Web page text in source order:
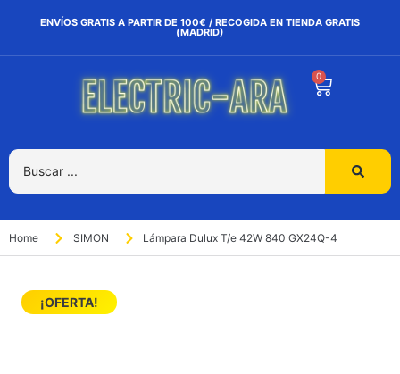
ENVÍOS GRATIS A PARTIR DE 100€ / RECOGIDA EN TIENDA GRATIS
(MADRID)
0
Home SIMON Lámpara Dulux T/e 42W 840 GX24Q-4
¡OFERTA!